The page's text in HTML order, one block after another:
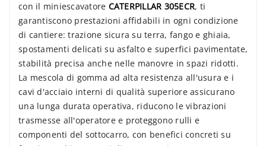
con il miniescavatore CATERPILLAR 305ECR, ti
garantiscono prestazioni affidabili in ogni condizione
di cantiere: trazione sicura su terra, fango e ghiaia,
spostamenti delicati su asfalto e superfici pavimentate,
stabilità precisa anche nelle manovre in spazi ridotti.
La mescola di gomma ad alta resistenza all'usura e i
cavi d'acciaio interni di qualità superiore assicurano
una lunga durata operativa, riducono le vibrazioni
trasmesse all'operatore e proteggono rulli e
componenti del sottocarro, con benefici concreti su